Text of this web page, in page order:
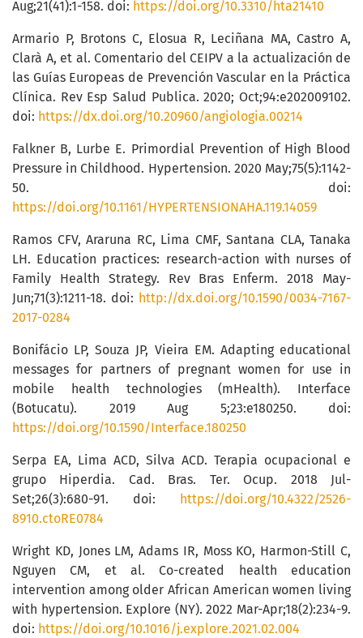
Aug;21(41):1-158. doi: https://doi.org/10.3310/hta21410
Armario P, Brotons C, Elosua R, Leciñana MA, Castro A,
Clarà A, et al. Comentario del CEIPV a la actualización de
las Guías Europeas de Prevención Vascular en la Práctica
Clínica. Rev Esp Salud Publica. 2020; Oct;94:e202009102.
doi: https://dx.doi.org/10.20960/angiologia.00214
Falkner B, Lurbe E. Primordial Prevention of High Blood
Pressure in Childhood. Hypertension. 2020 May;75(5):1142-
50. doi:
https://doi.org/10.1161/HYPERTENSIONAHA.119.14059
Ramos CFV, Araruna RC, Lima CMF, Santana CLA, Tanaka
LH. Education practices: research-action with nurses of
Family Health Strategy. Rev Bras Enferm. 2018 May-
Jun;71(3):1211-18. doi: http://dx.doi.org/10.1590/0034-7167-
2017-0284
Bonifácio LP, Souza JP, Vieira EM. Adapting educational
messages for partners of pregnant women for use in
mobile health technologies (mHealth). Interface
(Botucatu). 2019 Aug 5;23:e180250. doi:
https://doi.org/10.1590/Interface.180250
Serpa EA, Lima ACD, Silva ACD. Terapia ocupacional e
grupo Hiperdia. Cad. Bras. Ter. Ocup. 2018 Jul-
Set;26(3):680-91. doi:
https://doi.org/10.4322/2526-
8910.ctoRE0784
Wright KD, Jones LM, Adams IR, Moss KO, Harmon-Still C,
Nguyen CM, et al. Co-created health education
intervention among older African American women living
with hypertension. Explore (NY). 2022 Mar-Apr;18(2):234-9.
doi: https://doi.org/10.1016/j.explore.2021.02.004